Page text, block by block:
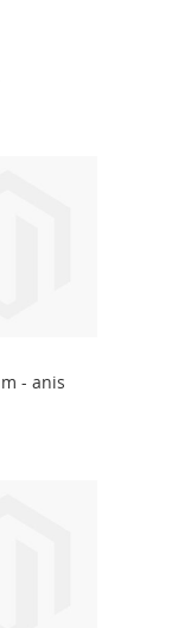
- anis